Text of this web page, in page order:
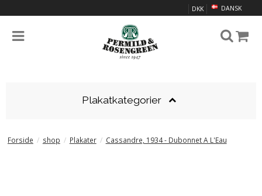
DANSK
DKK
Plakatkategorier
Forside / shop / Plakater / Cassandre, 1934 - Dubonnet A L'Eau